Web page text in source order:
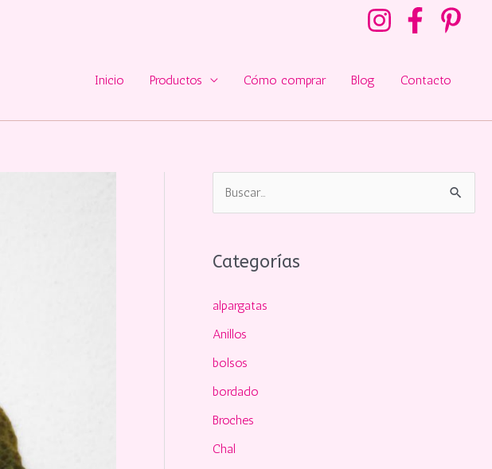
Inicio Productos Cómo comprar Blog Contacto
u
c
r
p
o
r
:
Categorías
alpargatas
Anillos
bolsos
bordado
Broches
Chal